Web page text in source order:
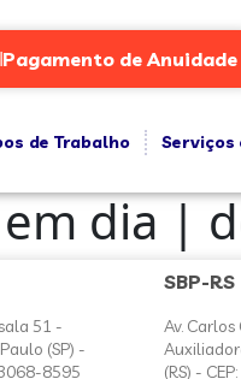
Pagamento de Anuidade
de Trabalho Serviços
em dia |
51 -
(SP) -
8595
SBP-RS
Av.
(RS) -